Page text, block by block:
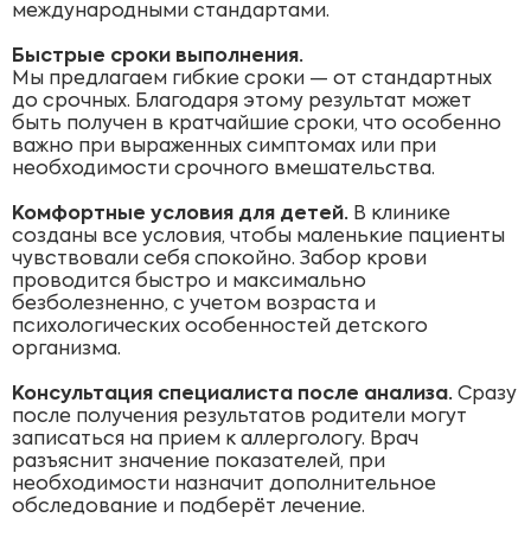
международными стандартами.
Быстрые сроки выполнения.
Мы предлагаем гибкие сроки — от стандартных
до срочных. Благодаря этому результат может
быть получен в кратчайшие сроки, что особенно
важно при выраженных симптомах или при
необходимости срочного вмешательства.
Комфортные условия для детей. В клинике
созданы все условия, чтобы маленькие пациенты
чувствовали себя спокойно. Забор крови
проводится быстро и максимально
безболезненно, с учетом возраста и
психологических особенностей детского
организма.
Консультация специалиста после анализа. Сразу
после получения результатов родители могут
записаться на прием к аллергологу. Врач
разъяснит значение показателей, при
необходимости назначит дополнительное
обследование и подберёт лечение.